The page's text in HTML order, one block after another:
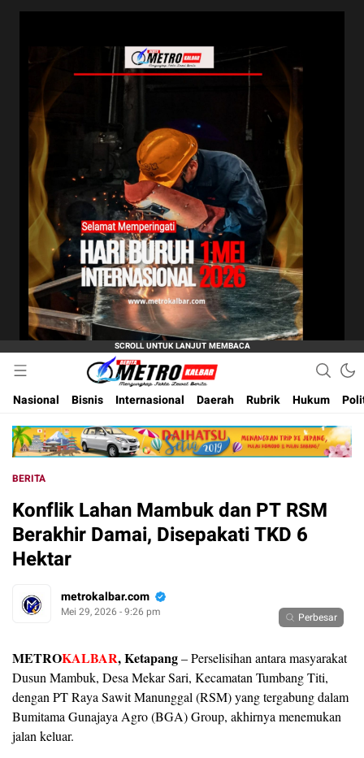
Metro Kalbar
Inspirasi Untuk Negeri
Nasional
Bisnis Internasional Daerah Rubrik Hukum
BERITA
Konflik Lahan Mambuk dan PT RSM
Berakhir Damai, Disepakati TKD 6
Hektar
metrokalbar.com
Mei 29, 2026 - 9:26 pm Perbesar
METROKALBAR, Ketapang– Perselisihan antara masyarakat
Dusun Mambuk, Desa Mekar Sari, Kecamatan Tumbang Titi,
dengan PT Raya Sawit Manunggal (RSM) yang tergabung dalam
Bumitama Gunajaya Agro (BGA) Group, akhirnya menemukan
jalan keluar.